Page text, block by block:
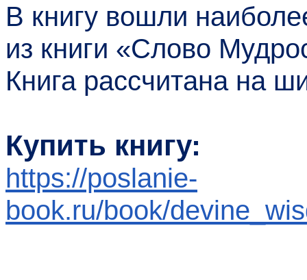
В книгу вошли
из книги «Слово
Книга рассчитана на
Купить книгу:
https://poslanie-
book.ru/book/